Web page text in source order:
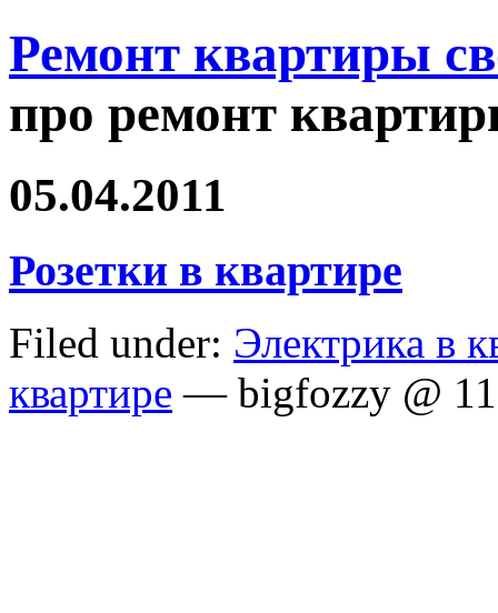
Ремонт квартиры
про ремонт
05.04.2011
Розетки в квартире
Filed under: Электрика в
квартире — bigfozzy @